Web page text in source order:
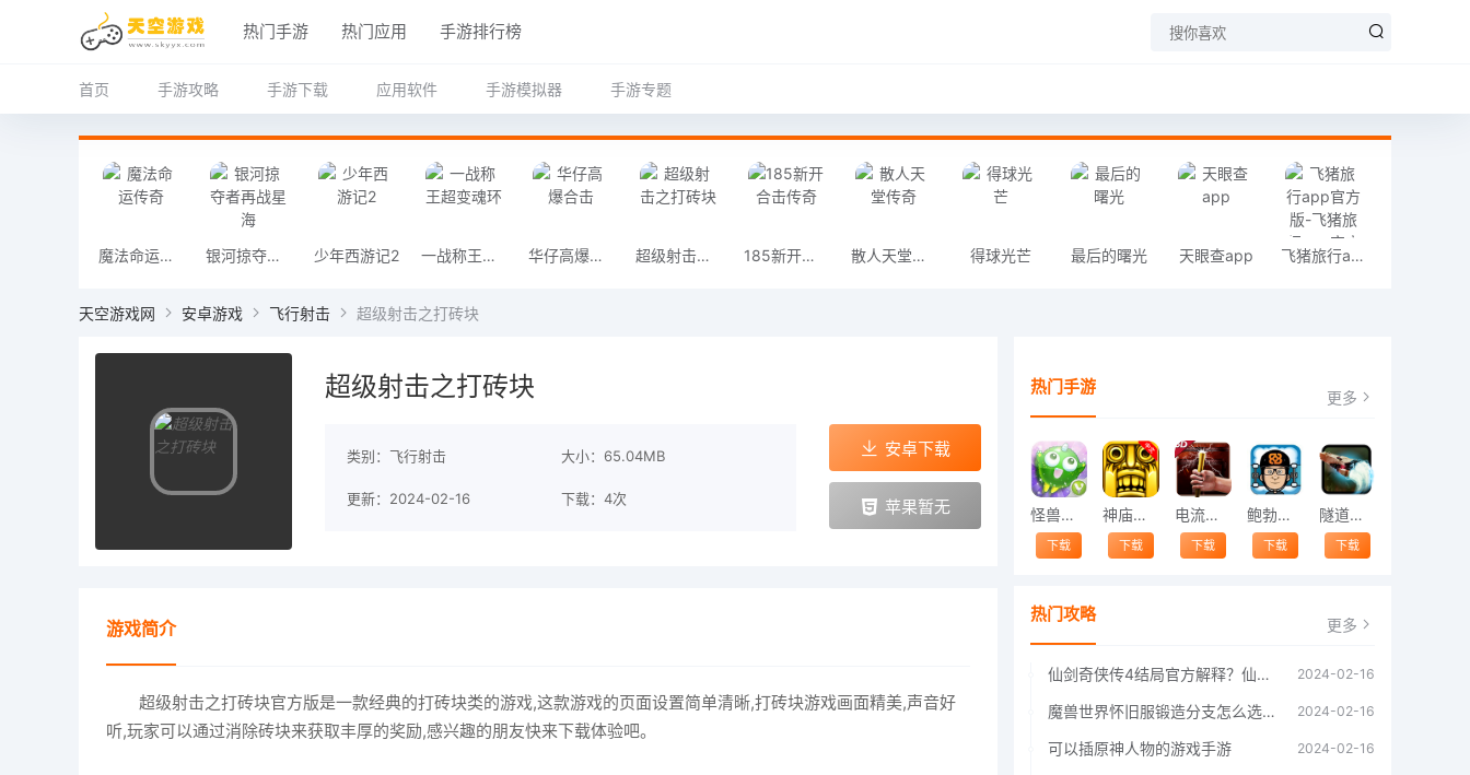
热门手游 热门应用 手游排行榜
首页 手游攻略 手游下载 应用软件 手游模拟器 手游专题
魔法命运传奇 银河掠夺者再战星海 少年西游记2 一战称王超变魂环 华仔高爆合击 超级射击之打砖块 185新开合击传奇 散人天堂传奇 得球光芒 最后的曙光 天眼查app 飞猪旅行app官方版-飞猪旅行app官方版安卓下载
天空游戏网 安卓游戏 飞行射击 超级射击之打砖块
超级射击之打砖块
类别：飞行射击 大小：65.04MB
更新：2024-02-16 下载：4次
安卓下载
苹果暂无
游戏简介
超级射击之打砖块官方版是一款经典的打砖块类的游戏,这款游戏的页面设置简单清晰,打砖块游戏画面精美,声音好
听,玩家可以通过消除砖块来获取丰厚的奖励,感兴趣的朋友快来下载体验吧。
热门手游 更多
怪兽跳跃
下载
神庙逃亡中文版
下载
电流急急棒
下载
鲍勃的梦境
下载
隧道逃脱
下载
热门攻略 更多
仙剑奇侠传4结局官方解释？仙剑四结局深度解析 2024-02-16
魔兽世界怀旧服锻造分支怎么选择60年代分支选择推荐 2024-02-16
可以插原神人物的游戏手游 2024-02-16